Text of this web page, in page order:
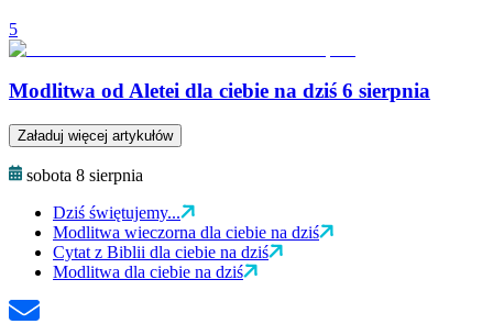
5
Modlitwa od Aletei dla ciebie na dziś 6 sierpnia
Załaduj więcej artykułów
sobota 8 sierpnia
Dziś świętujemy...
Modlitwa wieczorna dla ciebie na dziś
Cytat z Biblii dla ciebie na dziś
Modlitwa dla ciebie na dziś